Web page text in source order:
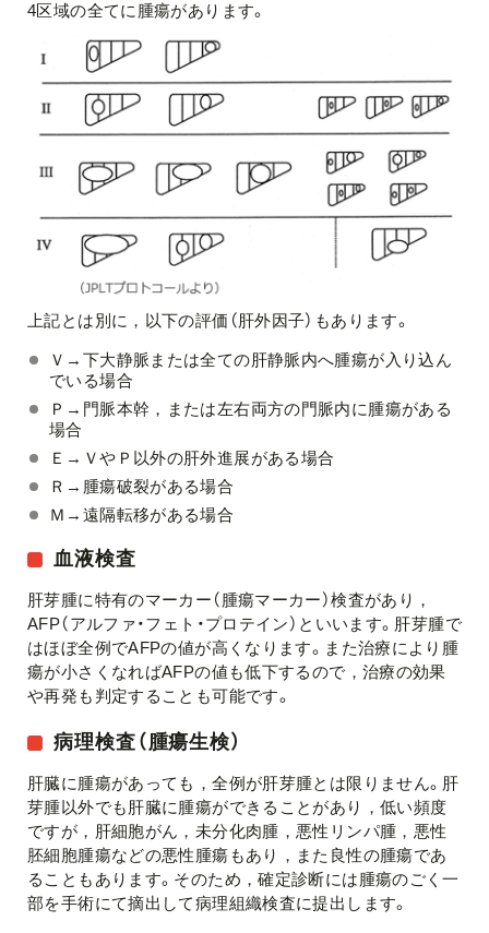
4区域の全てに腫瘍があります。
上記とは別に，以下の評価（肝外因子）もあります。
Ｖ→下大静脈または全ての肝静脈内へ腫瘍が入り込ん
でいる場合
Ｐ→門脈本幹，または左右両方の門脈内に腫瘍がある
場合
Ｅ→ＶやＰ以外の肝外進展がある場合
Ｒ→腫瘍破裂がある場合
Ｍ→遠隔転移がある場合
血液検査
肝芽腫に特有のマーカー（腫瘍マーカー）検査があり，
AFP（アルファ・フェト・プロテイン）といいます。肝芽腫で
はほぼ全例でAFPの値が高くなります。また治療により腫
瘍が小さくなればAFPの値も低下するので，治療の効果
や再発も判定することも可能です。
病理検査（腫瘍生検）
肝臓に腫瘍があっても，全例が肝芽腫とは限りません。肝
芽腫以外でも肝臓に腫瘍ができることがあり，低い頻度
ですが，肝細胞がん，未分化肉腫，悪性リンパ腫，悪性
胚細胞腫瘍などの悪性腫瘍もあり，また良性の腫瘍であ
ることもあります。そのため，確定診断には腫瘍のごく一
部を手術にて摘出して病理組織検査に提出します。